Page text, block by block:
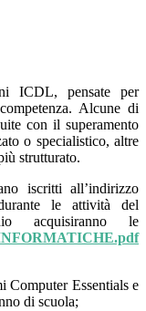
ICDL, pensate per
Alcune di
con il superamento
o specialistico, altre
strutturato.
iscritti all’indirizzo
le attività del
acquisiranno le
Computer Essentials e
di scuola;